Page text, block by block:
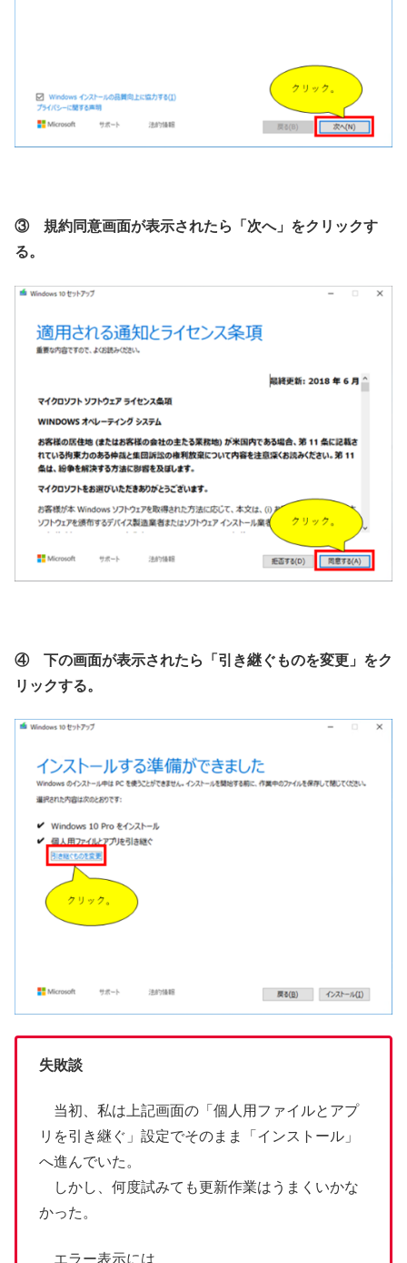
③ 規約同意画面が表示されたら「次へ」をクリックす
る。
④ 下の画面が表示されたら「引き継ぐものを変更」をク
リックする。
失敗談
当初、私は上記画面の「個人用ファイルとアプ
リを引き継ぐ」設定でそのまま「インストール」
へ進んでいた。
しかし、何度試みても更新作業はうまくいかな
かった。
エラー表示には